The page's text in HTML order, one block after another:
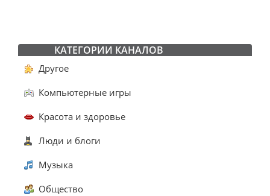
КАТЕГОРИИ КАНАЛОВ
Другое
Компьютерные игры
Красота и здоровье
Люди и блоги
Музыка
Общество